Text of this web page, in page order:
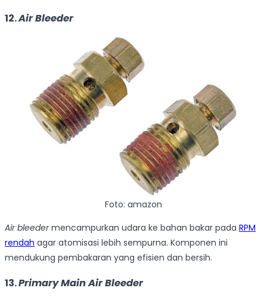
12.Air Bleeder
Foto: amazon
Air bleedermencampurkan udara ke bahan bakar pada RPM
rendah agar atomisasi lebih sempurna. Komponen ini
mendukung pembakaran yang efisien dan bersih.
13.Primary Main Air Bleeder